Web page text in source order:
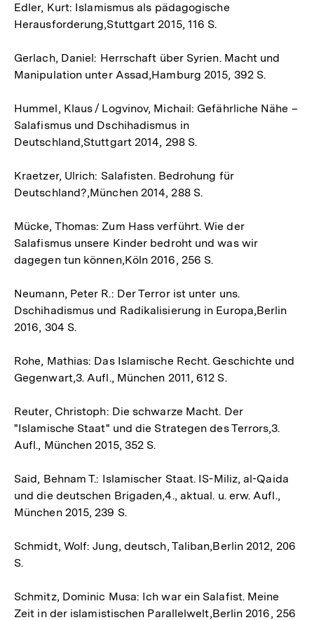
Edler, Kurt: Islamismus als pädagogische
Herausforderung,Stuttgart 2015, 116 S.
Gerlach, Daniel: Herrschaft über Syrien. Macht und
Manipulation unter Assad,Hamburg 2015, 392 S.
Hummel, Klaus / Logvinov, Michail: Gefährliche Nähe –
Salafismus und Dschihadismus in
Deutschland,Stuttgart 2014, 298 S.
Kraetzer, Ulrich: Salafisten. Bedrohung für
Deutschland?,München 2014, 288 S.
Mücke, Thomas: Zum Hass verführt. Wie der
Salafismus unsere Kinder bedroht und was wir
dagegen tun können,Köln 2016, 256 S.
Neumann, Peter R.: Der Terror ist unter uns.
Dschihadismus und Radikalisierung in Europa,Berlin
2016, 304 S.
Rohe, Mathias: Das Islamische Recht. Geschichte und
Gegenwart,3. Aufl., München 2011, 612 S.
Reuter, Christoph: Die schwarze Macht. Der
"Islamische Staat" und die Strategen des Terrors,3.
Aufl., München 2015, 352 S.
Said, Behnam T.: Islamischer Staat. IS-Miliz, al-Qaida
und die deutschen Brigaden,4., aktual. u. erw. Aufl.,
München 2015, 239 S.
Schmidt, Wolf: Jung, deutsch, Taliban,Berlin 2012, 206
S.
Schmitz, Dominic Musa: Ich war ein Salafist. Meine
Zeit in der islamistischen Parallelwelt,Berlin 2016, 256